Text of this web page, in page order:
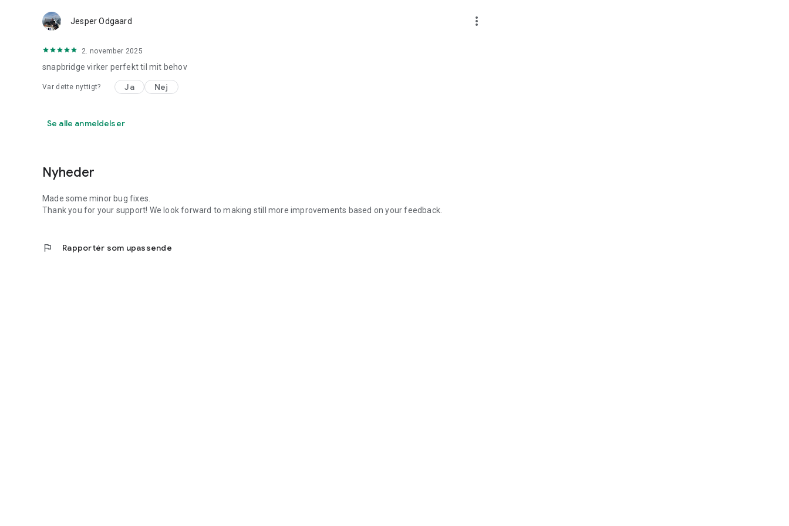
Jesper Odgaard more_vert
2. november 2025
snapbridge virker perfekt til mit behov
Var dette nyttigt? Ja Nej
Se alle anmeldelser
Nyheder
Made some minor bug fixes.
Thank you for your support! We look forward to making still more improvements based on your feedback.
flag Rapportér som upassende